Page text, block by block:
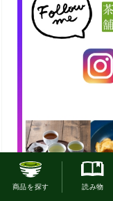
お電
商品を探す 読み物